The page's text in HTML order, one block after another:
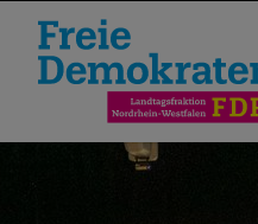
Direkt zum Inhalt
FDP im